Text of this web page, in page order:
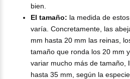
bien.
El tamaño: la medida de
varía. Concretamente, las
mm hasta 20 mm las reinas,
tamaño que ronda los 20 mm
variar mucho más de tamaño,
hasta 35 mm, según la especie.